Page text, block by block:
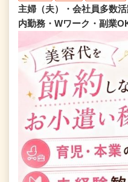
主婦（夫）・会社員多数
内勤務・Wワーク・副業